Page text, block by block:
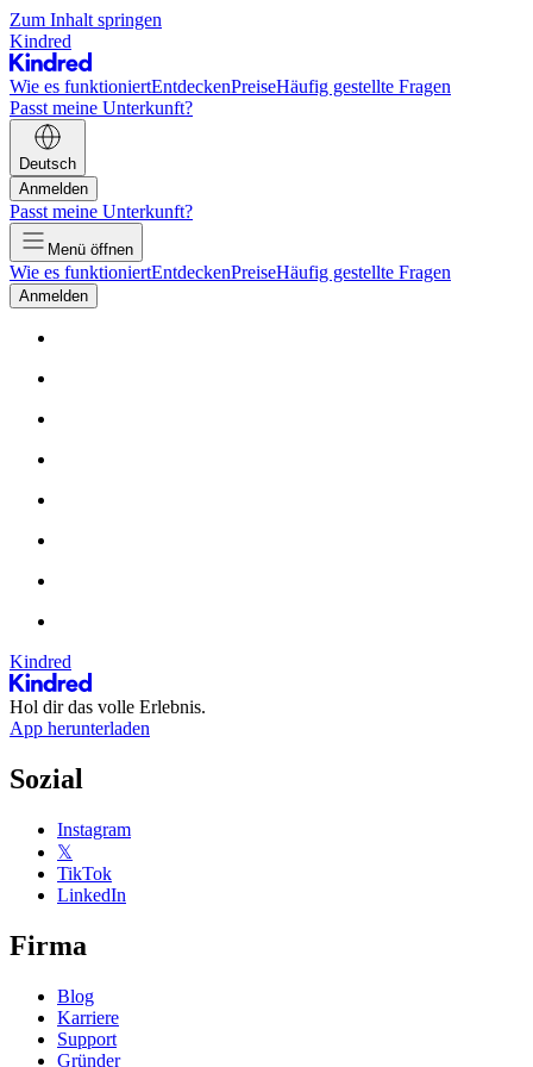
Zum Inhalt springen
Kindred
Wie es funktioniertEntdeckenPreiseHäufig gestellte Fragen
Passt meine Unterkunft?
Deutsch
Anmelden
Passt meine Unterkunft?
Menü öffnen
Wie es funktioniertEntdeckenPreiseHäufig gestellte Fragen
Anmelden
Kindred
Hol dir das volle Erlebnis.
App herunterladen
Sozial
Instagram
𝕏
TikTok
LinkedIn
Firma
Blog
Karriere
Support
Gründer